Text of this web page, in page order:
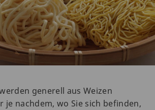
generell aus Weizen
je nachdem, wo Sie sich befinden,